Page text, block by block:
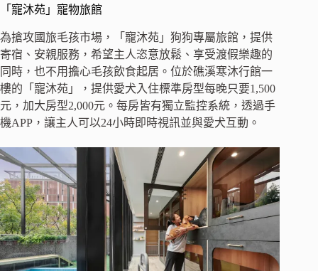
「寵沐苑」寵物旅館
為搶攻國旅毛孩市場，「寵沐苑」狗狗專屬旅館，提供
寄宿、安親服務，希望主人恣意放鬆、享受渡假樂趣的
同時，也不用擔心毛孩飲食起居。位於礁溪寒沐行館一
樓的「寵沐苑」，提供愛犬入住標準房型每晚只要1,500
元，加大房型2,000元。每房皆有獨立監控系統，透過手
機APP，讓主人可以24小時即時視訊並與愛犬互動。